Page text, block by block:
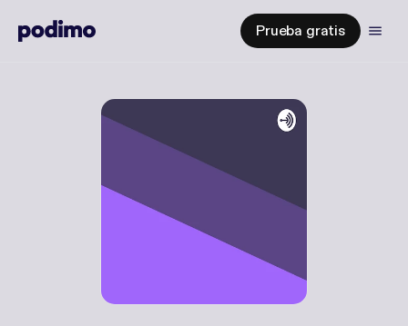
Prueba gratis